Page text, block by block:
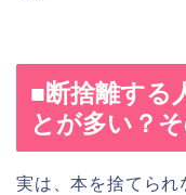
■断捨離する
とが多い？
実は、本を捨てら